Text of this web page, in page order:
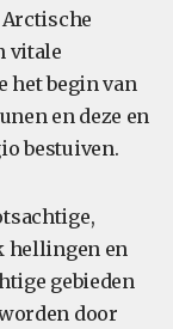
vitale
het begin van
en deze en
bestuiven.
hellingen en
gebieden
door